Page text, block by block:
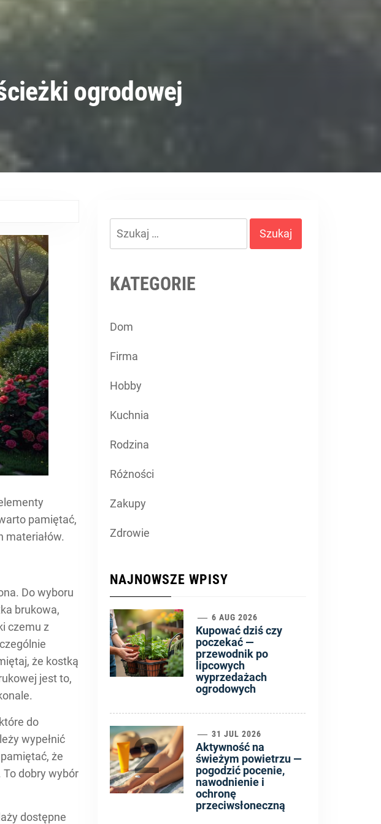
ogrodowej
pamiętać,
materiałów.
Do wyboru
brukowa,
czemu z
że kostką
jest to,
do
wypełnić
że
To dobry wybór
dostępne
Szukaj:
KATEGORIE
Dom
Firma
Hobby
Kuchnia
Rodzina
Różności
Zakupy
Zdrowie
NAJNOWSZE WPISY
1 6 AUG 2026
Kupować dziś czy
poczekać —
przewodnik po
lipcowych
wyprzedażach
ogrodowych
2 31 JUL 2026
Aktywność na
świeżym powietrzu —
pogodzić pocenie,
nawodnienie i
ochronę
przeciwsłoneczną